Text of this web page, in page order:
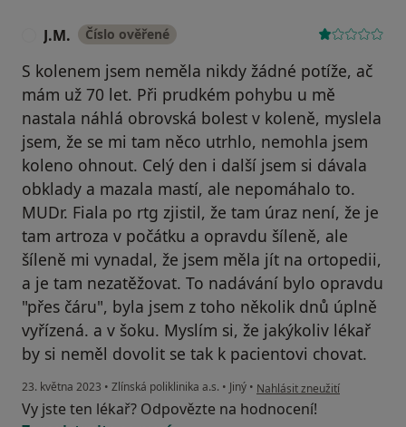
J.M. Číslo ověřené
S kolenem jsem neměla nikdy žádné potíže, ač
mám už 70 let. Při prudkém pohybu u mě
nastala náhlá obrovská bolest v koleně, myslela
jsem, že se mi tam něco utrhlo, nemohla jsem
koleno ohnout. Celý den i další jsem si dávala
obklady a mazala mastí, ale nepomáhalo to.
MUDr. Fiala po rtg zjistil, že tam úraz není, že je
tam artroza v počátku a opravdu šíleně, ale
šíleně mi vynadal, že jsem měla jít na ortopedii,
a je tam nezatěžovat. To nadávání bylo opravdu
"přes čáru", byla jsem z toho několik dnů úplně
vyřízená. a v šoku. Myslím si, že jakýkoliv lékař
by si neměl dovolit se tak k pacientovi chovat.
23. května 2023 • Zlínská poliklinika a.s. • Jiný • podle názoru uživatele J.M.
Nahlásit zneužití
Vy jste ten lékař? Odpovězte na hodnocení!